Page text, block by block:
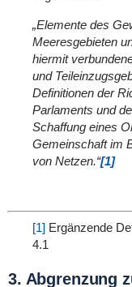
„Elemente des
Meeresgebieten
hiermit
und
Definitionen der
Parlaments und
Schaffung eines
Gemeinschaft im
von Netzen.“[1]
[1]Ergänzende
4.1
3. Abgrenzung